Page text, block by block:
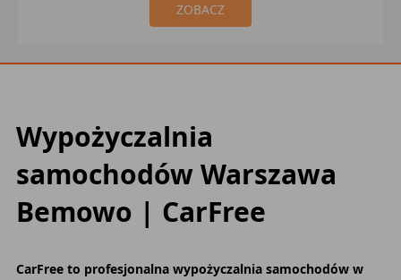
ZOBACZ
Wypożyczalnia
samochodów Warszawa
Bemowo | CarFree
CarFree to profesjonalna wypożyczalnia samochodów w